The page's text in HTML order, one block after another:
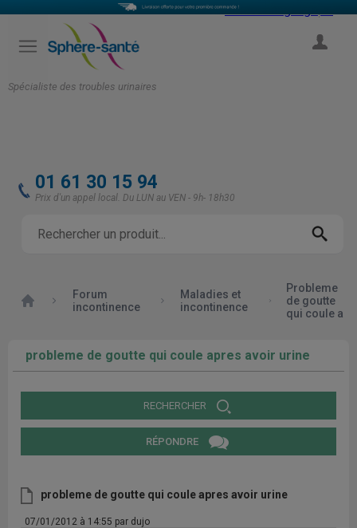
Spécialiste des troubles urinaires
Select Language
01 61 30 15 94
Prix d'un appel local. Du LUN au VEN - 9h- 18h30
Accueil
Forum
incontinence
Maladies et
incontinence
Probleme
de goutte
qui coule a
probleme de goutte qui coule apres avoir urine
RECHERCHER
RÉPONDRE
probleme de goutte qui coule apres avoir urine
07/01/2012 à 14:55 par dujo